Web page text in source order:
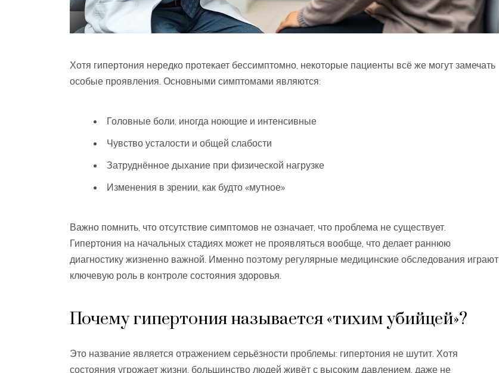
Хотя гипертония нередко протекает бессимптомно, некоторые пациенты всё же могут замечать
особые проявления. Основными симптомами являются:
Головные боли, иногда ноющие и интенсивные
Чувство усталости и общей слабости
Затруднённое дыхание при физической нагрузке
Изменения в зрении, как будто «мутное»
Важно помнить, что отсутствие симптомов не означает, что проблема не существует.
Гипертония на начальных стадиях может не проявляться вообще, что делает раннюю
диагностику жизненно важной. Именно поэтому регулярные медицинские обследования играют
ключевую роль в контроле состояния здоровья.
Почему гипертония называется «тихим убийцей»?
Это название является отражением серьёзности проблемы: гипертония не шутит. Хотя
состояния угрожает жизни, большинство людей живёт с высоким давлением, даже не